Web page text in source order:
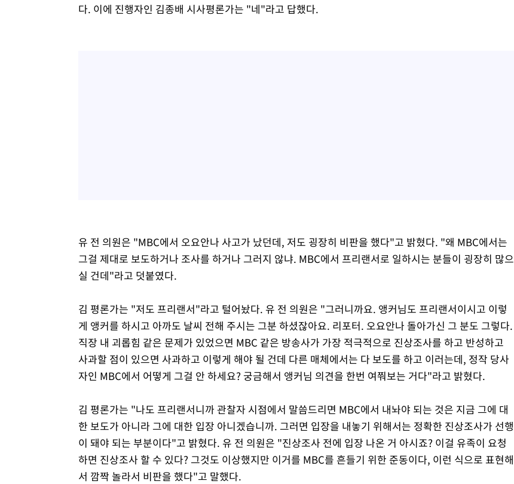
다. 이에 진행자인 김종배 시사평론가는 "네"라고 답했다.
유 전 의원은 "MBC에서 오요안나 사고가 났던데, 저도 굉장히 비판을 했다"고 밝혔다. "왜 MBC에서는
그걸 제대로 보도하거나 조사를 하거나 그러지 않냐. MBC에서 프리랜서로 일하시는 분들이 굉장히 많으
실 건데"라고 덧붙였다.
김 평론가는 "저도 프리랜서"라고 털어놨다. 유 전 의원은 "그러니까요. 앵커님도 프리랜서이시고 이렇
게 앵커를 하시고 아까도 날씨 전해 주시는 그분 하셨잖아요. 리포터. 오요안나 돌아가신 그 분도 그렇다.
직장 내 괴롭힘 같은 문제가 있었으면 MBC 같은 방송사가 가장 적극적으로 진상조사를 하고 반성하고
사과할 점이 있으면 사과하고 이렇게 해야 될 건데 다른 매체에서는 다 보도를 하고 이러는데, 정작 당사
자인 MBC에서 어떻게 그걸 안 하세요? 궁금해서 앵커님 의견을 한번 여쭤보는 거다"라고 밝혔다.
김 평론가는 "나도 프리랜서니까 관찰자 시점에서 말씀드리면 MBC에서 내놔야 되는 것은 지금 그에 대
한 보도가 아니라 그에 대한 입장 아니겠습니까. 그러면 입장을 내놓기 위해서는 정확한 진상조사가 선행
이 돼야 되는 부분이다"고 밝혔다. 유 전 의원은 "진상조사 전에 입장 나온 거 아시죠? 이걸 유족이 요청
하면 진상조사 할 수 있다? 그것도 이상했지만 이거를 MBC를 흔들기 위한 준동이다, 이런 식으로 표현해
서 깜짝 놀라서 비판을 했다"고 말했다.